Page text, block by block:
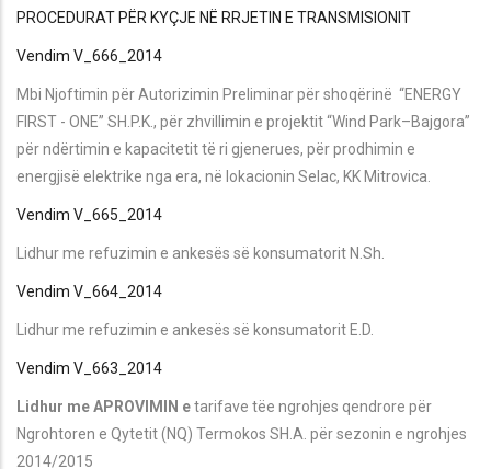
PROCEDURAT PËR KYÇJE NË RRJETIN E TRANSMISIONIT
Vendim V_666_2014
Mbi Njoftimin për Autorizimin Preliminar për shoqërinë “ENERGY
FIRST - ONE” SH.P.K., për zhvillimin e projektit “Wind Park–Bajgora”
për ndërtimin e kapacitetit të ri gjenerues, për prodhimin e
energjisë elektrike nga era, në lokacionin Selac, KK Mitrovica.
Vendim V_665_2014
Lidhur me refuzimin e ankesës së konsumatorit N.Sh.
Vendim V_664_2014
Lidhur me refuzimin e ankesës së konsumatorit E.D.
Vendim V_663_2014
Lidhur me APROVIMIN etarifave tëe ngrohjes qendrore për
Ngrohtoren e Qytetit (NQ) Termokos SH.A. për sezonin e ngrohjes
2014/2015